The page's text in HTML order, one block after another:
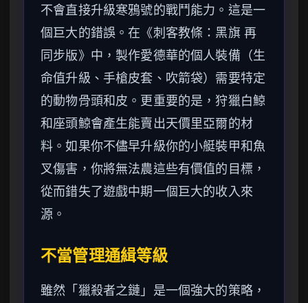
不會直接升級寒鴉號的戰鬥能力。這是一
個巨大的錯誤。在《刺客教條：黑旗 再
同步版》中，製作愛德華的個人裝備（生
命值升級、手槍皮套、吹箭袋）需要特定
的動物骨頭和皮。更重要的是，狩獵白鯨
和座頭鯨會產生能賣出天價里亞爾的材
料。如果你不儘早升級你的小艇裝甲和魚
叉傷害，你將無法農這些有價值的目標，
從而錯失了遊戲中期一個巨大的收入來
源。
不當管理通緝等級
雖然「獵殺者之鏈」是一個強大的策略，